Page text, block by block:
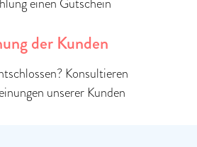
einen Gutschein
der Kunden
Konsultieren
unserer Kunden